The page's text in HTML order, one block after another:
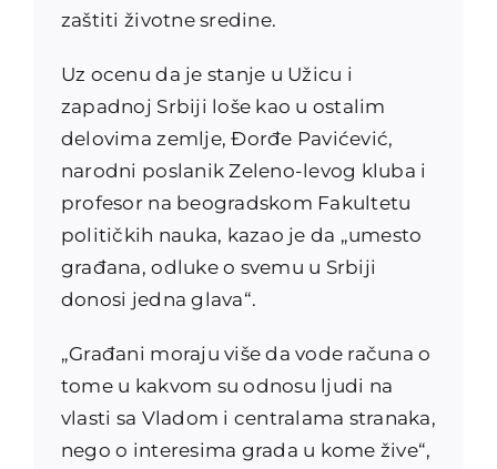
zaštiti životne sredine.
Uz ocenu da je stanje u Užicu i
zapadnoj Srbiji loše kao u ostalim
delovima zemlje, Đorđe Pavićević,
narodni poslanik Zeleno-levog kluba i
profesor na beogradskom Fakultetu
političkih nauka, kazao je da „umesto
građana, odluke o svemu u Srbiji
donosi jedna glava“.
„Građani moraju više da vode računa o
tome u kakvom su odnosu ljudi na
vlasti sa Vladom i centralama stranaka,
nego o interesima grada u kome žive“,